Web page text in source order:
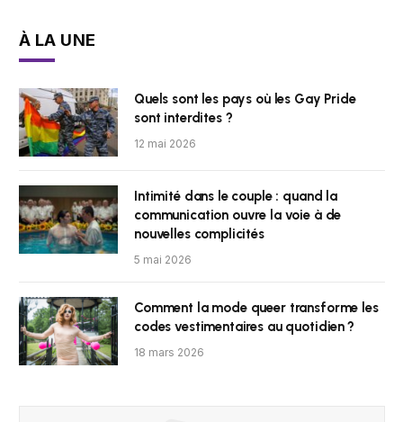
À LA UNE
Quels sont les pays où les Gay Pride
sont interdites ?
12 mai 2026
Intimité dans le couple : quand la
communication ouvre la voie à de
nouvelles complicités
5 mai 2026
Comment la mode queer transforme les
codes vestimentaires au quotidien ?
18 mars 2026